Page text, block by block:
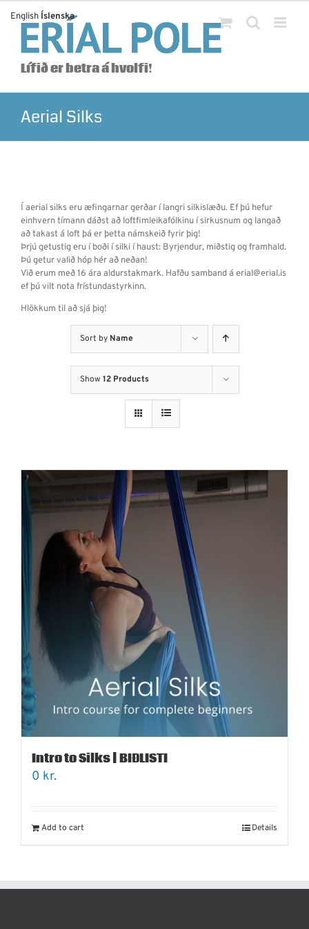
content
Lífið er betra á hvolfi!
Aerial Silks
Í aerial silks eru æfingarnar gerðar í langri silkislæðu. Ef þú hefur
einhvern tímann dáðst að loftfimleikafólkinu í sirkusnum og langað
að takast á loft þá er þetta námskeið fyrir þig!
Þrjú getustig eru í boði í silki í haust: Byrjendur, miðstig og framhald.
Þú getur valið hóp hér að neðan!
Við erum með 16 ára aldurstakmark. Hafðu samband á erial@erial.is
ef þú vilt nota frístundastyrkinn.
Hlökkum til að sjá þig!
Sort by Name
Show 12 Products
Intro to Silks | BIÐLISTI
0 kr.
Add to cart Details
English Íslenska